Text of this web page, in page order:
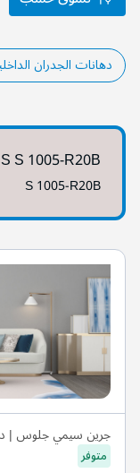
دهانات الجدران
S 1005-R20B
S 1005-R20B
جرين سيمي جلوس |
متوفر